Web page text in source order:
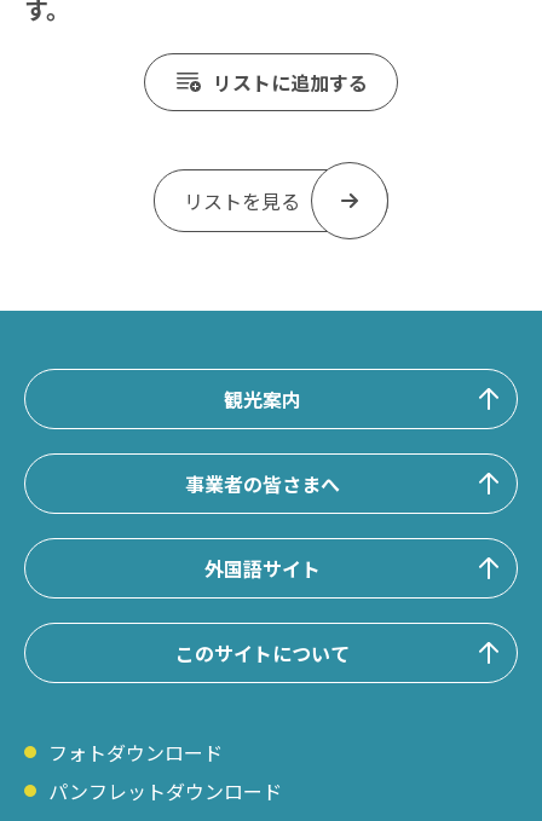
す。
リストに追加する
リストを見る
観光案内
事業者の皆さまへ
外国語サイト
このサイトについて
フォトダウンロード
パンフレットダウンロード